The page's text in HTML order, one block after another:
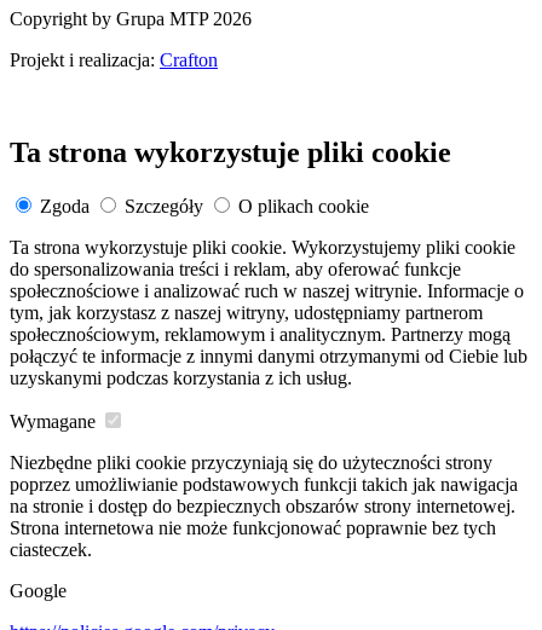
Copyright by Grupa MTP 2026
Projekt i realizacja: Crafton
Ta strona wykorzystuje pliki cookie
Zgoda Szczegóły
O plikach cookie
Ta strona wykorzystuje pliki cookie. Wykorzystujemy pliki cookie
do spersonalizowania treści i reklam, aby oferować funkcje
społecznościowe i analizować ruch w naszej witrynie. Informacje o
tym, jak korzystasz z naszej witryny, udostępniamy partnerom
społecznościowym, reklamowym i analitycznym. Partnerzy mogą
połączyć te informacje z innymi danymi otrzymanymi od Ciebie lub
uzyskanymi podczas korzystania z ich usług.
Wymagane
Niezbędne pliki cookie przyczyniają się do użyteczności strony
poprzez umożliwianie podstawowych funkcji takich jak nawigacja
na stronie i dostęp do bezpiecznych obszarów strony internetowej.
Strona internetowa nie może funkcjonować poprawnie bez tych
ciasteczek.
Google